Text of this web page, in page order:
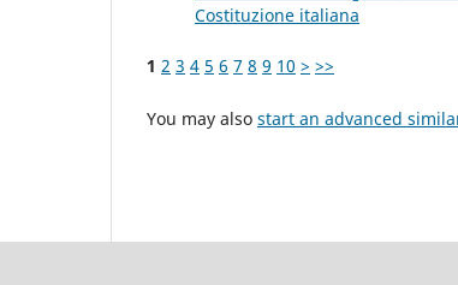
Costituzione italiana
1 2 3 4 5 6 7 8 9 10 > >>
You may also start an advanced